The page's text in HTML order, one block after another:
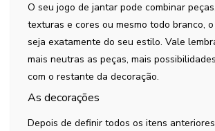
O seu jogo de jantar pode combinar
texturas e cores ou mesmo todo branco,
seja exatamente do seu estilo. Vale
mais neutras as peças, mais
com o restante da decoração.
As decorações
Depois de definir todos os itens